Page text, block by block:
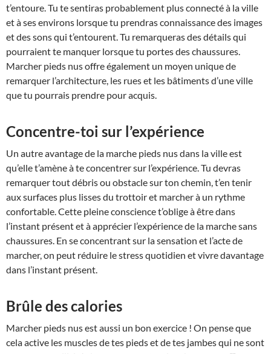
t’entoure. Tu te sentiras probablement plus connecté à la ville
et à ses environs lorsque tu prendras connaissance des images
et des sons qui t’entourent. Tu remarqueras des détails qui
pourraient te manquer lorsque tu portes des chaussures.
Marcher pieds nus offre également un moyen unique de
remarquer l’architecture, les rues et les bâtiments d’une ville
que tu pourrais prendre pour acquis.
Concentre-toi sur l’expérience
Un autre avantage de la marche pieds nus dans la ville est
qu’elle t’amène à te concentrer sur l’expérience. Tu devras
remarquer tout débris ou obstacle sur ton chemin, t’en tenir
aux surfaces plus lisses du trottoir et marcher à un rythme
confortable. Cette pleine conscience t’oblige à être dans
l’instant présent et à apprécier l’expérience de la marche sans
chaussures. En se concentrant sur la sensation et l’acte de
marcher, on peut réduire le stress quotidien et vivre davantage
dans l’instant présent.
Brûle des calories
Marcher pieds nus est aussi un bon exercice ! On pense que
cela active les muscles de tes pieds et de tes jambes qui ne sont